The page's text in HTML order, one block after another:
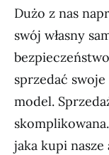
Dużo z nas
swój własny
sprzedać
model.
jaka kupi